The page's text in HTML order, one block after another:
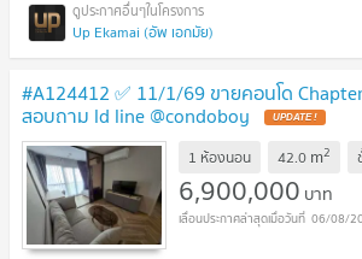
Up Ekamai (อัพ เอกมัย)
#A124412 ✅ 11/1/69 ขายคอนโด
สอบถาม ld line @condoboy UPDATE !
1 ห้องนอน 42.0 m2
6,900,000 บาท
06/08/